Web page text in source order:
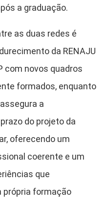
a graduação.
as duas redes é
da RENAJU
com novos quadros
formados, enquanto
a
do projeto da
oferecendo um
coerente e um
que
própria formação